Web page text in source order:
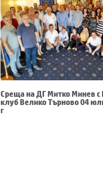
Среща на ДГ Митко Минев с
клуб Велико Търново 04
г